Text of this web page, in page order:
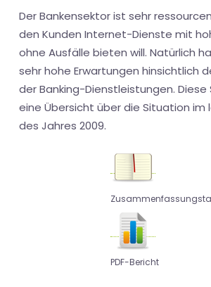
Der Bankensektor ist sehr
den Kunden Internet-Dienste mit
ohne Ausfälle bieten will. Natürlich
sehr hohe Erwartungen hinsichtlich
der Banking-Dienstleistungen.
eine Übersicht über die Situation
des Jahres 2009.
PDF-Bericht